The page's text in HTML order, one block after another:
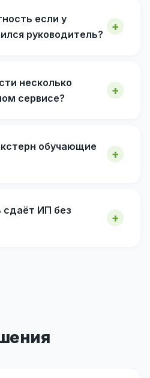
если у
руководитель?
несколько
сервисе?
обучающие
сдаёт ИП без